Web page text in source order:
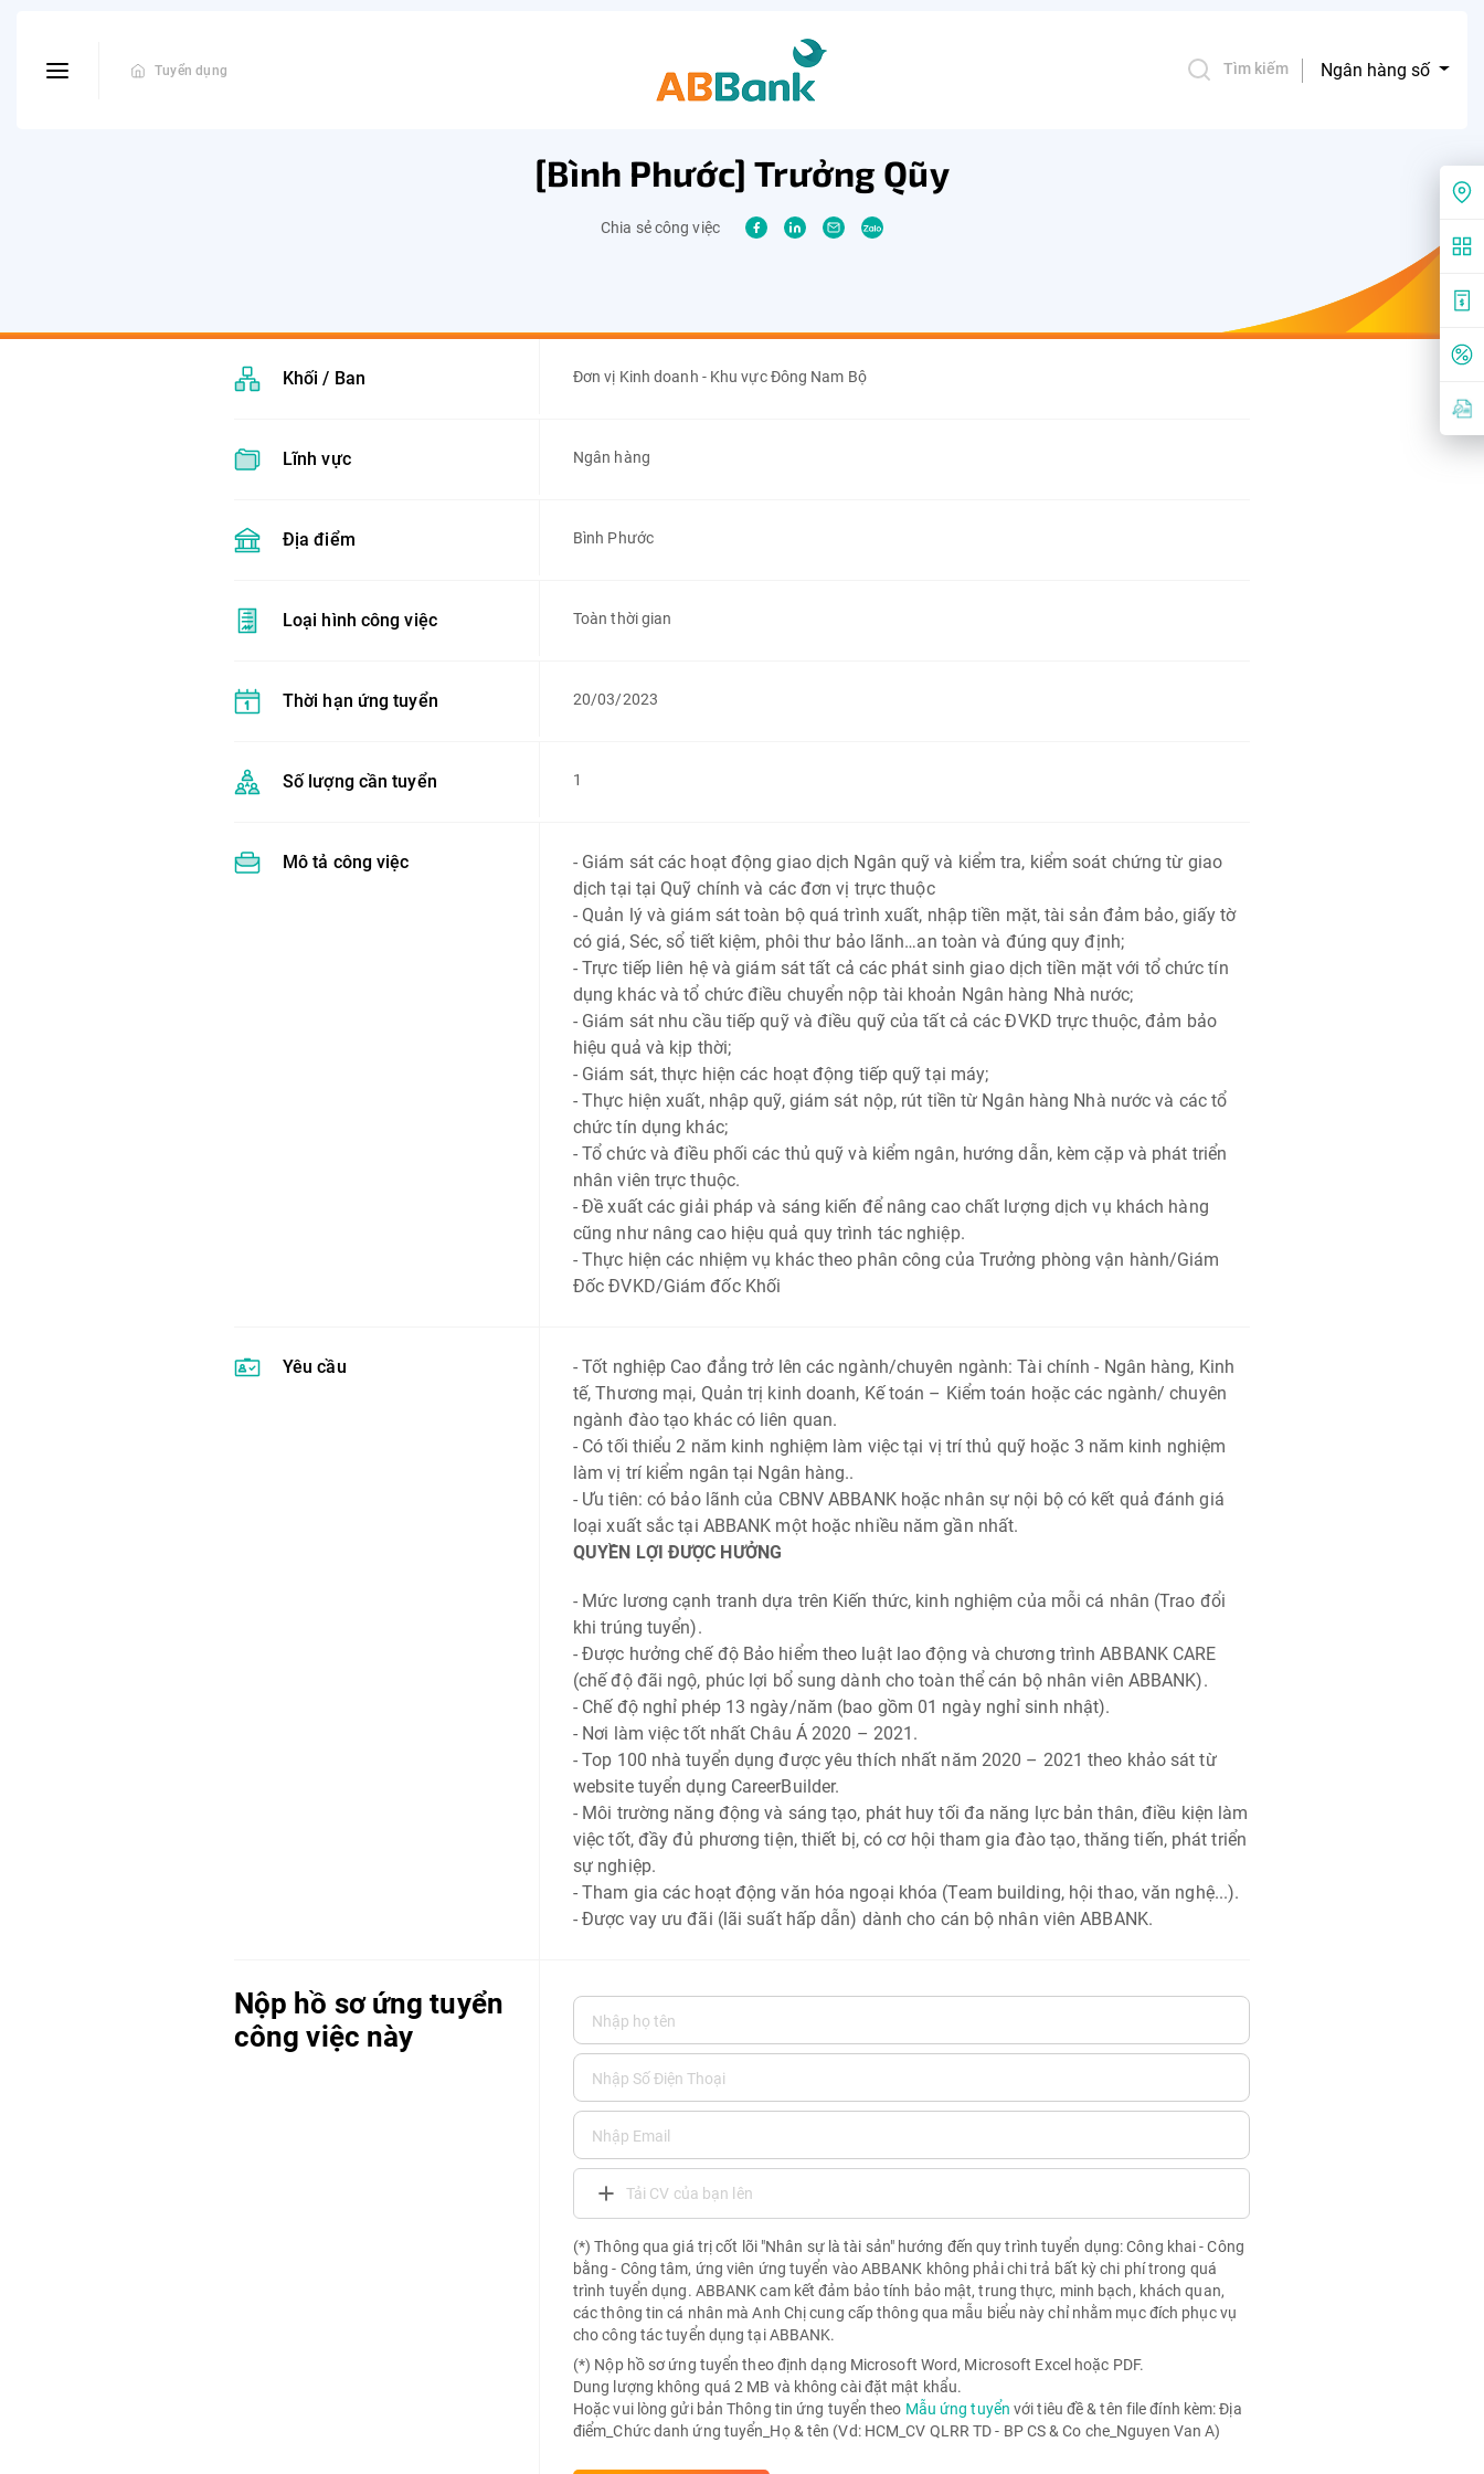
Tuyển dụng Tìm kiếm Ngân hàng số
[Bình Phước] Trưởng Qũy
Chia sẻ công việc
Khối / Ban Đơn vị Kinh doanh - Khu vực Đông Nam Bộ
Lĩnh vực Ngân hàng
Địa điểm Bình Phước
Loại hình công việc Toàn thời gian
Thời hạn ứng tuyển 20/03/2023
Số lượng cần tuyển 1
Mô tả công việc
- Giám sát các hoạt động giao dịch Ngân quỹ và kiểm tra, kiểm soát chứng từ giao
dịch tại tại Quỹ chính và các đơn vị trực thuộc
- Quản lý và giám sát toàn bộ quá trình xuất, nhập tiền mặt, tài sản đảm bảo, giấy tờ
có giá, Séc, sổ tiết kiệm, phôi thư bảo lãnh…an toàn và đúng quy định;
-Trực tiếp liên hệ và giám sát tất cả các phát sinh giao dịch tiền mặt với tổ chức tín
dụng khác và tổ chức điều chuyển nộp tài khoản Ngân hàng Nhà nước;
- Giám sát nhu cầu tiếp quỹ và điều quỹ của tất cả các ĐVKD trực thuộc, đảm bảo
hiệu quả và kịp thời;
- Giám sát, thực hiện các hoạt động tiếp quỹ tại máy;
- Thực hiện xuất, nhập quỹ, giám sát nộp, rút tiền từ Ngân hàng Nhà nước và các tổ
chức tín dụng khác;
-Tổ chức và điều phối các thủ quỹ và kiểm ngân, hướng dẫn, kèm cặp và phát triển
nhân viên trực thuộc.
-Đề xuất các giải pháp và sáng kiến để nâng cao chất lượng dịch vụ khách hàng
cũng như nâng cao hiệu quả quy trình tác nghiệp.
- Thực hiện các nhiệm vụ khác theo phân công của Trưởng phòng vận hành/Giám
Đốc ĐVKD/Giám đốc Khối
Yêu cầu -Tốt nghiệp Cao đẳng trở lên các ngành/chuyên ngành: Tài chính - Ngân hàng, Kinh
tế, Thương mại, Quản trị kinh doanh, Kế toán – Kiểm toán hoặc các ngành/ chuyên
ngành đào tạo khác có liên quan.
- Có tối thiểu 2 năm kinh nghiệm làm việc tại vị trí thủ quỹ hoặc 3 năm kinh nghiệm
làm vị trí kiểm ngân tại Ngân hàng..
- Ưu tiên: có bảo lãnh của CBNV ABBANK hoặc nhân sự nội bộ có kết quả đánh giá
loại xuất sắc tại ABBANK một hoặc nhiều năm gần nhất.
QUYỀN LỢI ĐƯỢC HƯỞNG
- Mức lương cạnh tranh dựa trên Kiến thức, kinh nghiệm của mỗi cá nhân (Trao đổi
khi trúng tuyển).
-Được hưởng chế độ Bảo hiểm theo luật lao động và chương trình ABBANK CARE
(chế độ đãi ngộ, phúc lợi bổ sung dành cho toàn thể cán bộ nhân viên ABBANK).
- Chế độ nghỉ phép 13 ngày/năm (bao gồm 01 ngày nghỉ sinh nhật).
- Nơi làm việc tốt nhất Châu Á 2020 – 2021.
-Top 100 nhà tuyển dụng được yêu thích nhất năm 2020 – 2021 theo khảo sát từ
website tuyển dụng CareerBuilder.
- Môi trường năng động và sáng tạo, phát huy tối đa năng lực bản thân, điều kiện làm
việc tốt, đầy đủ phương tiện, thiết bị, có cơ hội tham gia đào tạo, thăng tiến, phát triển
sự nghiệp.
-Tham gia các hoạt động văn hóa ngoại khóa (Team building, hội thao, văn nghệ...).
-Được vay ưu đãi (lãi suất hấp dẫn) dành cho cán bộ nhân viên ABBANK.
Nộp hồ sơ ứng tuyển
công việc này
Tải CV của bạn lên
(*) Thông qua giá trị cốt lõi "Nhân sự là tài sản" hướng đến quy trình tuyển dụng: Công khai - Công
bằng - Công tâm, ứng viên ứng tuyển vào ABBANK không phải chi trả bất kỳ chi phí trong quá
trình tuyển dụng. ABBANK cam kết đảm bảo tính bảo mật, trung thực, minh bạch, khách quan,
các thông tin cá nhân mà Anh Chị cung cấp thông qua mẫu biểu này chỉ nhằm mục đích phục vụ
cho công tác tuyển dụng tại ABBANK.
(*) Nộp hồ sơ ứng tuyển theo định dạng Microsoft Word, Microsoft Excel hoặc PDF.
Dung lượng không quá 2 MB và không cài đặt mật khẩu.
Hoặc vui lòng gửi bản Thông tin ứng tuyển theo Mẫu ứng tuyển với tiêu đề & tên file đính kèm: Địa
điểm_Chức danh ứng tuyển_Họ & tên (Vd: HCM_CV QLRR TD - BP CS & Co che_Nguyen Van A)